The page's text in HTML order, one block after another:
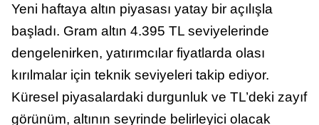
Yeni haftaya altın piyasası yatay bir açılışla
başladı. Gram altın 4.395 TL seviyelerinde
dengelenirken, yatırımcılar fiyatlarda olası
kırılmalar için teknik seviyeleri takip ediyor.
Küresel piyasalardaki durgunluk ve TL’deki zayıf
görünüm, altının seyrinde belirleyici olacak